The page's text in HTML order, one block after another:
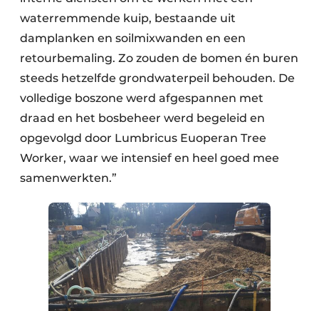
waterremmende kuip, bestaande uit
damplanken en soilmixwanden en een
retourbemaling. Zo zouden de bomen én buren
steeds hetzelfde grondwaterpeil behouden. De
volledige boszone werd afgespannen met
draad en het bosbeheer werd begeleid en
opgevolgd door Lumbricus Euoperan Tree
Worker, waar we intensief en heel goed mee
samenwerkten.”